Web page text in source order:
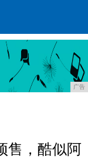
广告
售，酷似阿